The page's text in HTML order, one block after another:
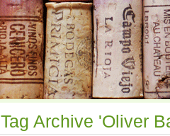
Tag Archive 'Oliver